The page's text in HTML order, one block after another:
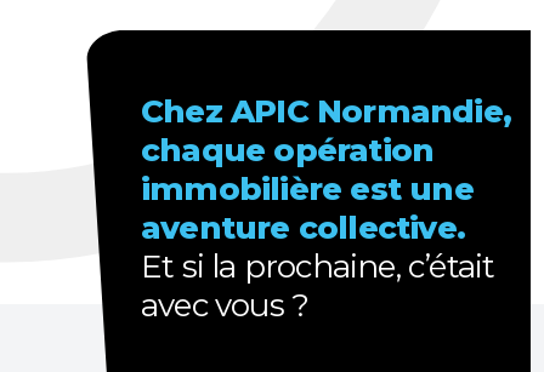
Chez APIC Normandie,
chaque opération
immobilière est une
aventure collective.
Et si la prochaine, c’était
avec vous ?